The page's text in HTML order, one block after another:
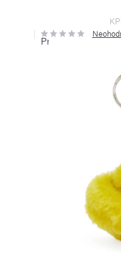
Průměrné
hodnocení